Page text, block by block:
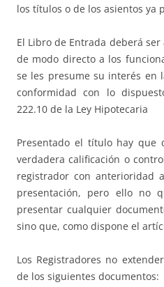
los títulos o de los asientos ya
El Libro de Entrada deberá
de modo directo a los
se les presume su interés en
conformidad con lo
222.10 de la Ley Hipotecaria
Presentado el título hay que
verdadera calificación o
registrador con anterioridad
presentación, pero ello no
presentar cualquier
sino que, como dispone el
Los Registradores no
de los siguientes documentos: